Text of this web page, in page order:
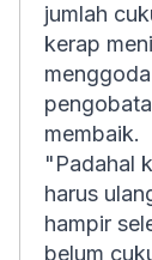
jumlah
kerap
membaik.
"Padahal
harus
hampir
belum